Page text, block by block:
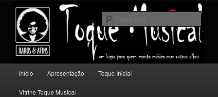
conteúdo
principalToque Musical
Um lugar para quem escuta música com outros olhos.
principal
Início Apresentação Toque Inicial
Vitrine Toque Musical